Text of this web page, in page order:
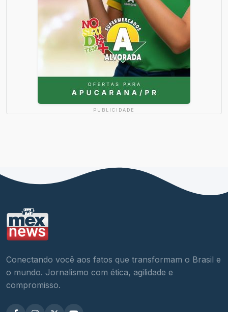
PUBLICIDADE
Conectando você aos fatos que transformam o Brasil e
o mundo. Jornalismo com ética, agilidade e
compromisso.